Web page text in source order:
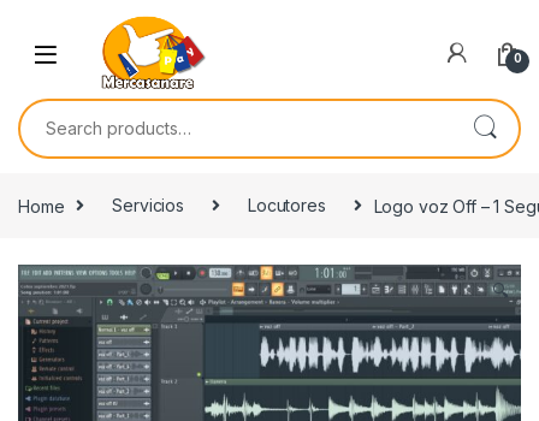
Skip to navigation
0
Search for:
Home Servicios Locutores Logo voz Off – 1
🔍